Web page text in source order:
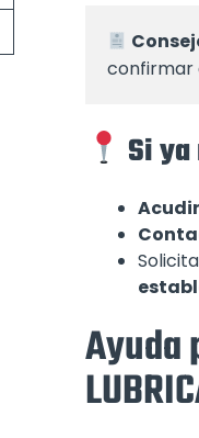
confirmar
Si
Ayuda